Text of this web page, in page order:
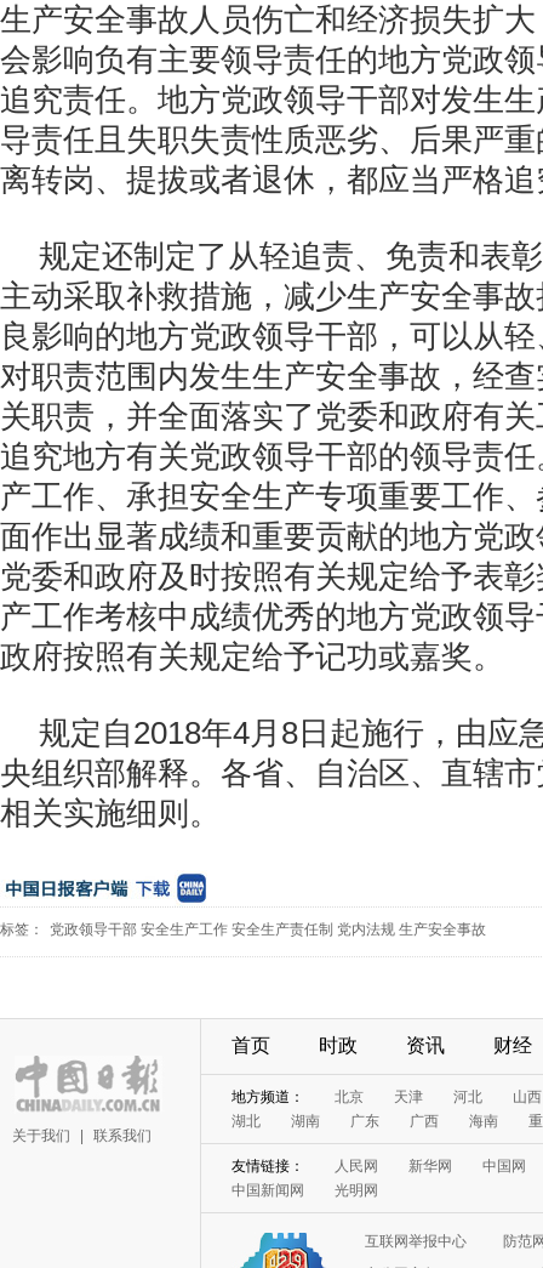
生产安全事故人员伤亡和经济损失扩
会影响负有主要领导责任的地方党政
追究责任。地方党政领导干部对发生
导责任且失职失责性质恶劣、后果严
离转岗、提拔或者退休，都应当严格
规定还制定了从轻追责、免责和表
主动采取补救措施，减少生产安全事
良影响的地方党政领导干部，可以从
对职责范围内发生生产安全事故，经
关职责，并全面落实了党委和政府有
追究地方有关党政领导干部的领导责
产工作、承担安全生产专项重要工作
面作出显著成绩和重要贡献的地方党
党委和政府及时按照有关规定给予表
产工作考核中成绩优秀的地方党政领
政府按照有关规定给予记功或嘉奖。
规定自2018年4月8日起施行，由应
央组织部解释。各省、自治区、直辖
相关实施细则。
标签： 党政领导干部 安全生产工作 安全生产责任制 党内法规 生产安全事故
关于我们 联系我们
首页 时政 资讯 财经
地方频道： 北京 天津 河北
山西
湖北
湖南 广东 广西 海南
友情链接： 人民网 新华网
中国网
中国新闻网
光明网
互联网举报中心
防范